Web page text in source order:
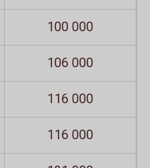
100 000
106 000
116 000
116 000